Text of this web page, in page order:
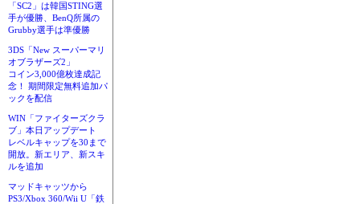
「SC2」は韓国STING選
手が優勝、BenQ所属の
Grubby選手は準優勝
3DS「New スーパーマリ
オブラザーズ2」
コイン3,000億枚達成記
念！ 期間限定無料追加パ
ックを配信
WIN「ファイターズクラ
ブ」本日アップデート
レベルキャップを30まで
開放。新エリア、新スキ
ルを追加
マッドキャッツから
PS3/Xbox 360/Wii U「鉄